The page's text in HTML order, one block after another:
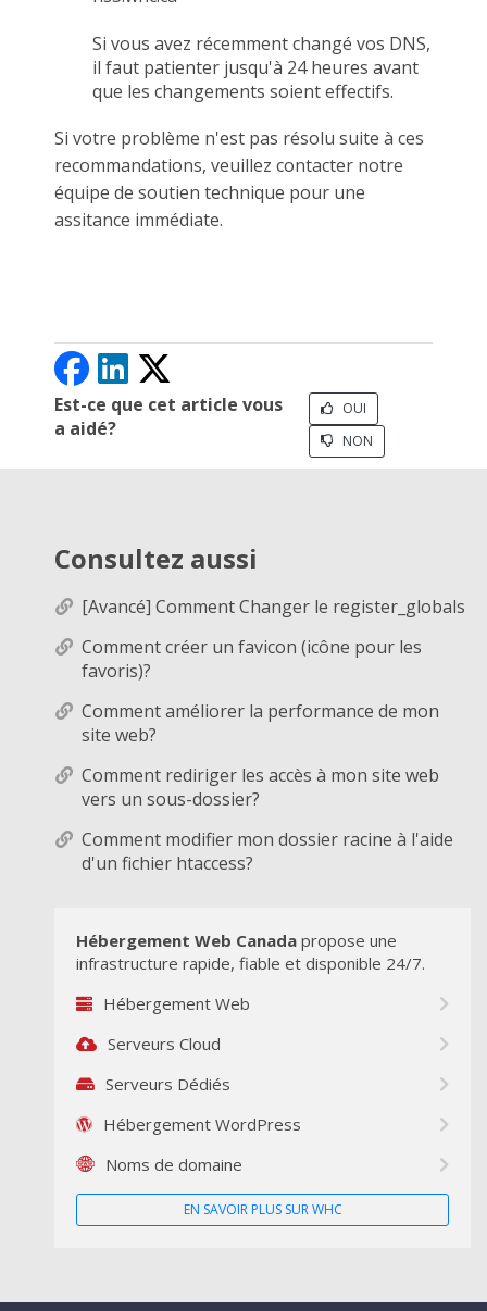
Si vous avez récemment changé vos DNS,
il faut patienter jusqu'à 24 heures avant
que les changements soient effectifs.
Si votre problème n'est pas résolu suite à ces
recommandations, veuillez contacter notre
équipe de soutien technique pour une
assitance immédiate.
Est-ce que cet article vous
a aidé?
OUI
NON
Consultez aussi
[Avancé] Comment Changer le register_globals
Comment créer un favicon (icône pour les
favoris)?
Comment améliorer la performance de mon
site web?
Comment rediriger les accès à mon site web
vers un sous-dossier?
Comment modifier mon dossier racine à l'aide
d'un fichier htaccess?
Hébergement Web Canada propose une
infrastructure rapide, fiable et disponible 24/7.
Hébergement Web
Serveurs Cloud
Serveurs Dédiés
Hébergement WordPress
Noms de domaine
EN SAVOIR PLUS SUR WHC